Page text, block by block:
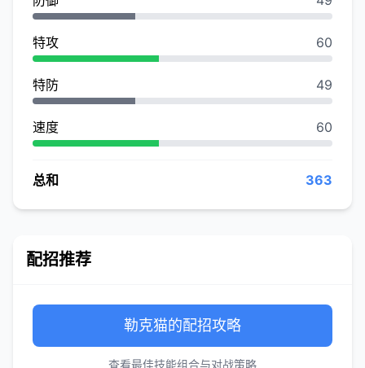
特攻 60
特防 49
速度 60
总和 363
配招推荐
勒克猫的配招攻略
查看最佳技能组合与对战策略